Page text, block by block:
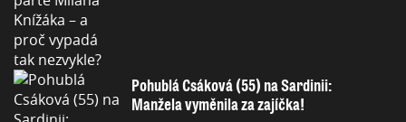
Pohublá Csáková (55) na Sardinii:
Manžela vyměnila za zajíčka!